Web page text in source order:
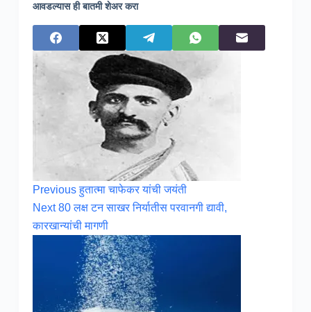
आवडल्यास ही बातमी शेअर करा
Previousहुतात्मा चाफेकर यांची जयंती
Next80 लक्ष टन साखर निर्यातीस परवानगी द्यावी,
कारखान्यांची मागणी